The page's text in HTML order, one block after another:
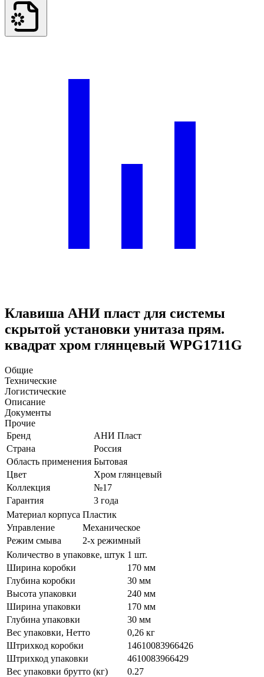
Клавиша АНИ пласт для системы
скрытой установки унитаза прям.
квадрат хром глянцевый WPG1711G
Общие
Технические
Логистические
Описание
Документы
Прочие
Бренд
АНИ Пласт
Страна
Россия
Область применения Бытовая
Цвет
Хром глянцевый
Коллекция
№17
Гарантия
3 года
Материал корпуса Пластик
Управление
Механическое
Режим смыва
2-х режимный
Количество в упаковке, штук 1 шт.
Ширина коробки
170 мм
Глубина коробки
30 мм
Высота упаковки
240 мм
Ширина упаковки
170 мм
Глубина упаковки
30 мм
Вес упаковки, Нетто
0,26 кг
Штрихкод коробки
14610083966426
Штрихкод упаковки
4610083966429
Вес упаковки брутто (кг)
0.27